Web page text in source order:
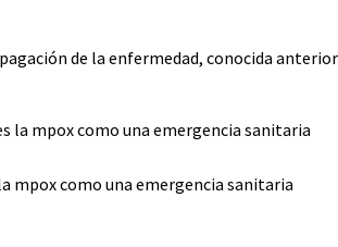
de la enfermedad, conocida
mpox como una emergencia sanitaria